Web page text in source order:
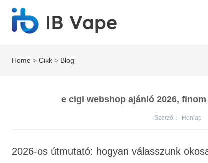
Home >Cikk > Blog
e cigi webshop ajánló 2026,
Szerző： Honlap
2026-os útmutató: hogyan válasszunk